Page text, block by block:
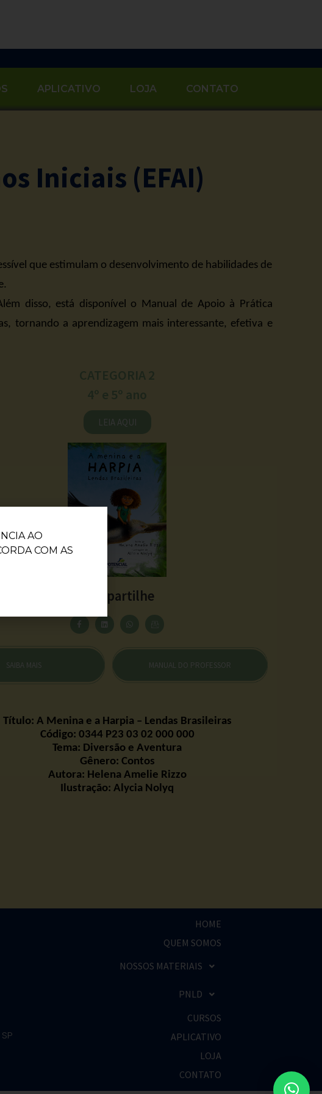
APLICATIVO LOJA CONTATO
Iniciais (EFAI)
que estimulam o desenvolvimento de habilidades de
disso, está disponível o Manual de Apoio à Prática
tornando a aprendizagem mais interessante, efetiva e
CATEGORIA 2
4º e 5º ano
LEIA AQUI
Compartilhe
SAIBA MAIS MANUAL DO PROFESSOR
Título: A Menina e a Harpia – Lendas Brasileiras
Código: 0344 P23 03 02 000 000
Tema: Diversão e Aventura
Gênero: Contos
Autora: Helena Amelie Rizzo
Ilustração:Alycia Nolyq
HOME
QUEM SOMOS
NOSSOS MATERIAIS
PNLD
CURSOS
APLICATIVO
LOJA
CONTATO
AO
COM AS